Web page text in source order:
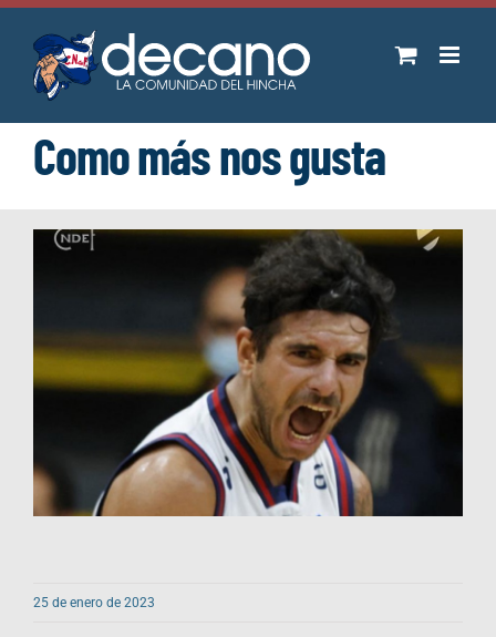
Saltar
contenido
Como más nos gusta
25 de enero de 2023